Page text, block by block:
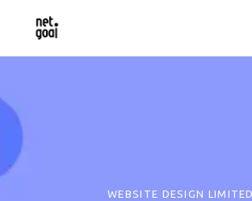
WEBSITE DESIGN LIMITED